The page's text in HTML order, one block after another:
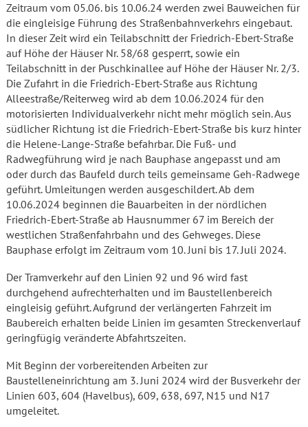
Zeitraum vom 05.06. bis 10.06.24 werden zwei Bauweichen für
die eingleisige Führung des Straßenbahnverkehrs eingebaut.
In dieser Zeit wird ein Teilabschnitt der Friedrich-Ebert-Straße
auf Höhe der Häuser Nr. 58/68 gesperrt, sowie ein
Teilabschnitt in der Puschkinallee auf Höhe der Häuser Nr. 2/3.
Die Zufahrt in die Friedrich-Ebert-Straße aus Richtung
Alleestraße/Reiterweg wird ab dem 10.06.2024 für den
motorisierten Individualverkehr nicht mehr möglich sein. Aus
südlicher Richtung ist die Friedrich-Ebert-Straße bis kurz hinter
die Helene-Lange-Straße befahrbar. Die Fuß- und
Radwegführung wird je nach Bauphase angepasst und am
oder durch das Baufeld durch teils gemeinsame Geh-Radwege
geführt. Umleitungen werden ausgeschildert. Ab dem
10.06.2024 beginnen die Bauarbeiten in der nördlichen
Friedrich-Ebert-Straße ab Hausnummer 67 im Bereich der
westlichen Straßenfahrbahn und des Gehweges. Diese
Bauphase erfolgt im Zeitraum vom 10. Juni bis 17. Juli 2024.
Der Tramverkehr auf den Linien 92 und 96 wird fast
durchgehend aufrechterhalten und im Baustellenbereich
eingleisig geführt. Aufgrund der verlängerten Fahrzeit im
Baubereich erhalten beide Linien im gesamten Streckenverlauf
geringfügig veränderte Abfahrtszeiten.
Mit Beginn der vorbereitenden Arbeiten zur
Baustelleneinrichtung am 3. Juni 2024 wird der Busverkehr der
Linien 603, 604 (Havelbus), 609, 638, 697, N15 und N17
umgeleitet.